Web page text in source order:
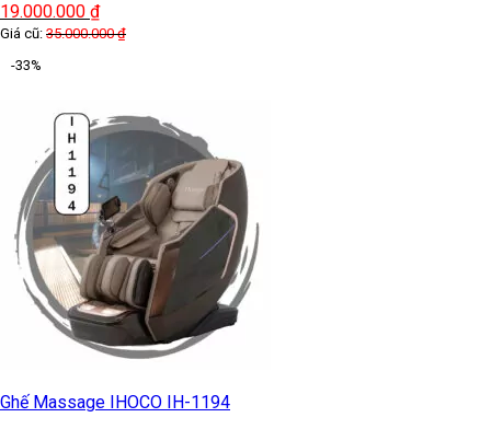
19.000.000 ₫
Giá cũ: 35.000.000₫
-33%
Ghế Massage IHOCO IH-1194